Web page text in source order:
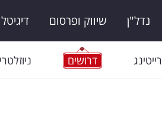
נדל"ן שיווק ופרסום
רייטינג דרושים